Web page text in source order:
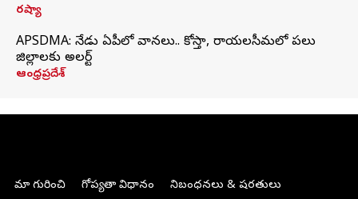
రష్యా
APSDMA: నేడు ఏపీలో వానలు.. కోస్తా, రాయలసీమలో పలు
జిల్లాలకు అలర్ట్
ఆంధ్రప్రదేశ్
మా గురించి గోప్యతా విధానం నిబంధనలు & షరతులు